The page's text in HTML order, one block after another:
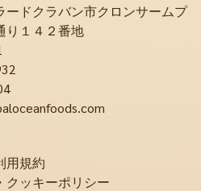
ードクラバン市クロンサームプ
り１４２番地
用規約
クッキーポリシー